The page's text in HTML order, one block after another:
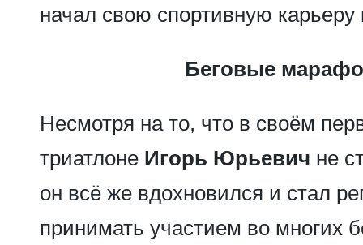
начал свою спортивную карьеру
Беговые
Несмотря на то, что в своём
триатлоне Игорь Юрьевич не
он всё же вдохновился и стал
принимать участием во многих